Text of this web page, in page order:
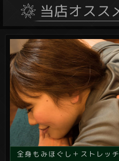
全身もみほぐし＋ストレッチ